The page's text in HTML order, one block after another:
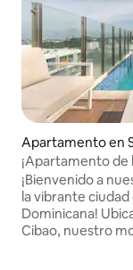
Apartamento en
e los Caballeros
¡Apartamento de
¡Bienvenido a
la vibrante ciudad
Dominicana! Ubicado en el corazón de
Cibao, nuestro